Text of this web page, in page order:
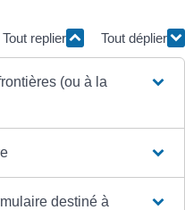
Tout replier
Tout déplier
(ou à la
destiné à